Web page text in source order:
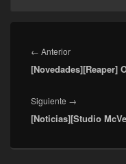
de
entradas
← AnteriorEntrada
anterior:
[Novedades][Reaper]
Siguiente →
siguiente:
[Noticias][Studio